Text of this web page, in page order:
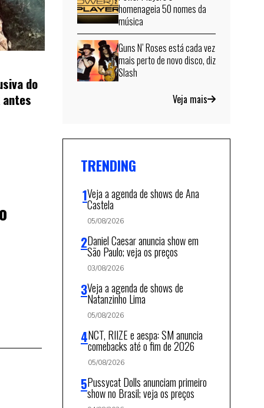
do
antes
homenageia 50 nomes da
música
Guns N’ Roses está cada vez
mais perto de novo disco, diz
Slash
Veja mais
TRENDING
Veja a agenda de shows de Ana
Castela
05/08/2026
Daniel Caesar anuncia show em
São Paulo; veja os preços
03/08/2026
Veja a agenda de shows de
Natanzinho Lima
05/08/2026
NCT, RIIZE e aespa: SM anuncia
comebacks até o fim de 2026
05/08/2026
Pussycat Dolls anunciam primeiro
show no Brasil; veja os preços